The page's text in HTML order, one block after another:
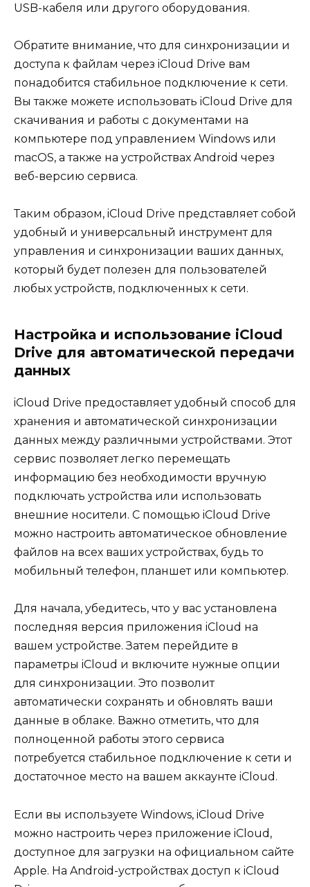
USB-кабеля или другого оборудования.
Обратите внимание, что для синхронизации и
доступа к файлам через iCloud Drive вам
понадобится стабильное подключение к сети.
Вы также можете использовать iCloud Drive для
скачивания и работы с документами на
компьютере под управлением Windows или
macOS, а также на устройствах Android через
веб-версию сервиса.
Таким образом, iCloud Drive представляет собой
удобный и универсальный инструмент для
управления и синхронизации ваших данных,
который будет полезен для пользователей
любых устройств, подключенных к сети.
Настройка и использование iCloud
Drive для автоматической передачи
данных
iCloud Drive предоставляет удобный способ для
хранения и автоматической синхронизации
данных между различными устройствами. Этот
сервис позволяет легко перемещать
информацию без необходимости вручную
подключать устройства или использовать
внешние носители. С помощью iCloud Drive
можно настроить автоматическое обновление
файлов на всех ваших устройствах, будь то
мобильный телефон, планшет или компьютер.
Для начала, убедитесь, что у вас установлена
последняя версия приложения iCloud на
вашем устройстве. Затем перейдите в
параметры iCloud и включите нужные опции
для синхронизации. Это позволит
автоматически сохранять и обновлять ваши
данные в облаке. Важно отметить, что для
полноценной работы этого сервиса
потребуется стабильное подключение к сети и
достаточное место на вашем аккаунте iCloud.
Если вы используете Windows, iCloud Drive
можно настроить через приложение iCloud,
доступное для загрузки на официальном сайте
Apple. На Android-устройствах доступ к iCloud